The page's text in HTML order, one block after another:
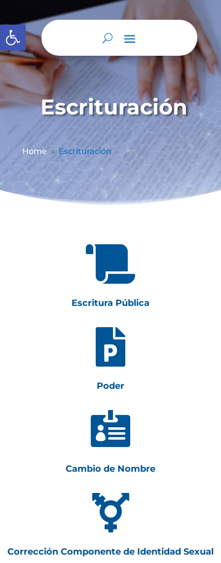
Abrir barra de herramientas
Escrituración
Home 9 Escrituración

Escritura Pública

Poder

Cambio de Nombre

Corrección Componente de Identidad Sexual